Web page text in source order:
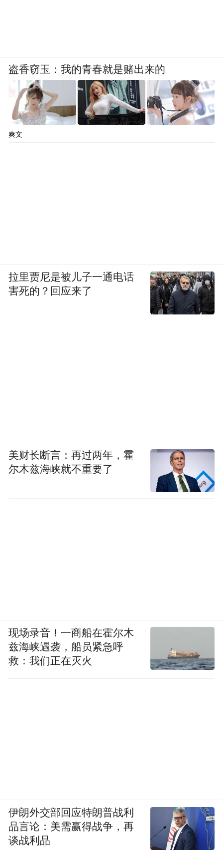
盗香窃玉：我的青春就是赌出来的
爽文
拉里贾尼是被儿子一通电话
害死的？回应来了
美财长断言：再过两年，霍
尔木兹海峡就不重要了
现场录音！一商船在霍尔木
兹海峡遇袭，船员紧急呼
救：我们正在灭火
伊朗外交部回应特朗普战利
品言论：美需赢得战争，再
谈战利品